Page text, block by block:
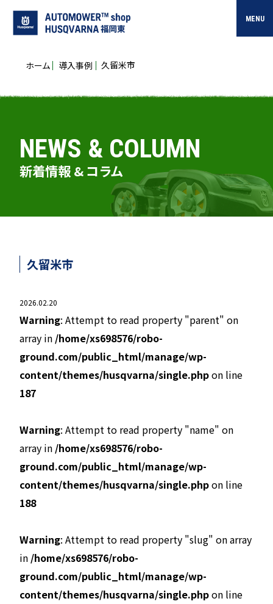
ホーム 導入事例 久留米市
NEWS & COLUMN
新着情報 & コラム
久留米市
2026.02.20
Warning: Attempt to read property "parent" on
array in /home/xs698576/robo-
ground.com/public_html/manage/wp-
content/themes/husqvarna/single.phpon line
187
Warning: Attempt to read property "name" on
array in /home/xs698576/robo-
ground.com/public_html/manage/wp-
content/themes/husqvarna/single.phpon line
188
Warning: Attempt to read property "slug" on array
in /home/xs698576/robo-
ground.com/public_html/manage/wp-
content/themes/husqvarna/single.phpon line
MENU